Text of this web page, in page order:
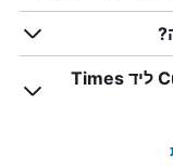
המלצה למלון טוב בCusco City Centre ליד Times